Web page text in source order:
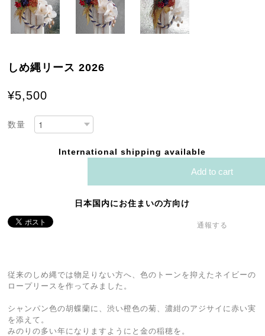
しめ縄リース 2026
¥5,500
数量
International shipping available
Add to cart
日本国内にお住まいの方向け
通報する
従来のしめ縄では物足りない方へ、色のトーンを抑えたネイビーの
ロープリースを作ってみました。
シャンパン色の胡蝶蘭に、渋い橙色の菊、濃紺のアジサイに赤い実
を添えて。
みのりの多い年になりますようにと金の稲穂を。